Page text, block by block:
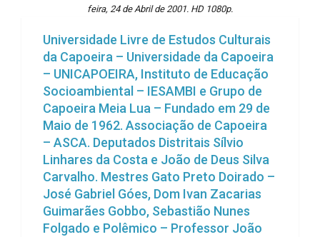
feira, 24 de Abril de 2001. HD 1080p.
Universidade Livre de Estudos Culturais
da Capoeira – Universidade da Capoeira
– UNICAPOEIRA, Instituto de Educação
Socioambiental – IESAMBI e Grupo de
Capoeira Meia Lua – Fundado em 29 de
Maio de 1962. Associação de Capoeira
– ASCA. Deputados Distritais Sílvio
Linhares da Costa e João de Deus Silva
Carvalho. Mestres Gato Preto Doirado –
José Gabriel Góes, Dom Ivan Zacarias
Guimarães Gobbo, Sebastião Nunes
Folgado e Polêmico – Professor João